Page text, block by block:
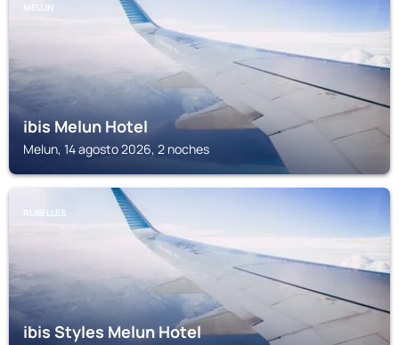
MELUN
ibis Melun Hotel
Melun, 14 agosto 2026, 2 noches
RUBELLES
ibis Styles Melun Hotel